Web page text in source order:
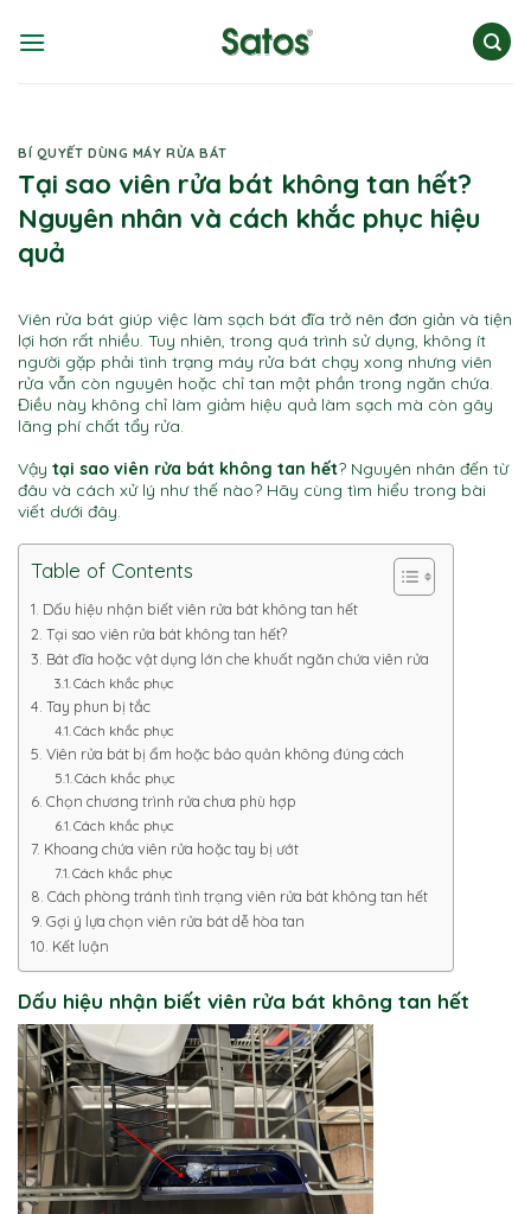
BÍ QUYẾT DÙNG MÁY RỬA BÁT
Tại sao viên rửa bát không tan hết?
Nguyên nhân và cách khắc phục hiệu
quả
Viên rửa bát giúp việc làm sạch bát đĩa trở nên đơn giản và tiện
lợi hơn rất nhiều. Tuy nhiên, trong quá trình sử dụng, không ít
người gặp phải tình trạng máy rửa bát chạy xong nhưng viên
rửa vẫn còn nguyên hoặc chỉ tan một phần trong ngăn chứa.
Điều này không chỉ làm giảm hiệu quả làm sạch mà còn gây
lãng phí chất tẩy rửa.
Vậy tại sao viên rửa bát không tan hết? Nguyên nhân đến từ
đâu và cách xử lý như thế nào? Hãy cùng tìm hiểu trong bài
viết dưới đây.
Table of Contents
Dấu hiệu nhận biết viên rửa bát không tan hết
Tại sao viên rửa bát không tan hết?
Bát đĩa hoặc vật dụng lớn che khuất ngăn chứa viên rửa
Cách khắc phục
Tay phun bị tắc
Cách khắc phục
Viên rửa bát bị ẩm hoặc bảo quản không đúng cách
Cách khắc phục
Chọn chương trình rửa chưa phù hợp
Cách khắc phục
Khoang chứa viên rửa hoặc tay bị ướt
Cách khắc phục
Cách phòng tránh tình trạng viên rửa bát không tan hết
Gợi ý lựa chọn viên rửa bát dễ hòa tan
Kết luận
Dấu hiệu nhận biết viên rửa bát không tan hết